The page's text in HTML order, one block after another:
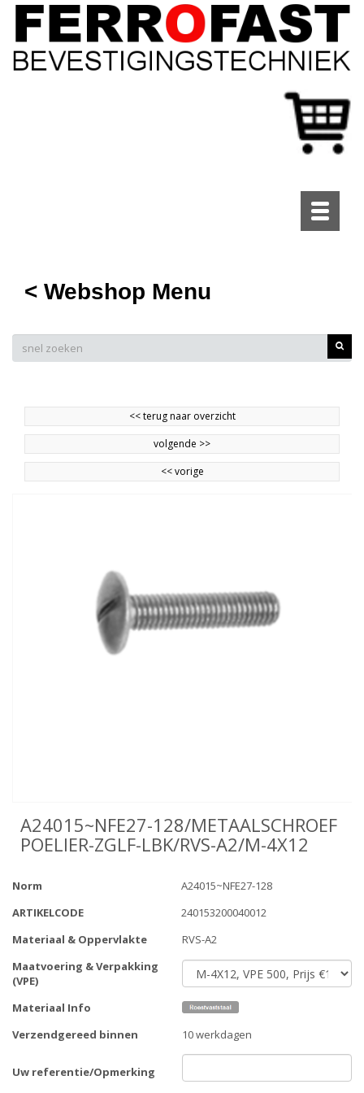
Toggle
< Webshop Menu
<<terug naar overzicht
volgende >>
<<vorige
A24015~NFE27-128/METAALSCHROEF
POELIER-ZGLF-LBK/RVS-A2/M-4X12
Norm
A24015~NFE27-128
ARTIKELCODE
240153200040012
Materiaal & Oppervlakte
RVS-A2
Maatvoering & Verpakking
(VPE)
Materiaal Info
Verzendgereed binnen
10 werkdagen
Uw referentie/Opmerking